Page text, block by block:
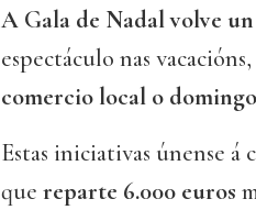
A Gala de Nadal volve
espectáculo nas
comercio local o
Estas iniciativas únense á
que reparte 6.000 euros